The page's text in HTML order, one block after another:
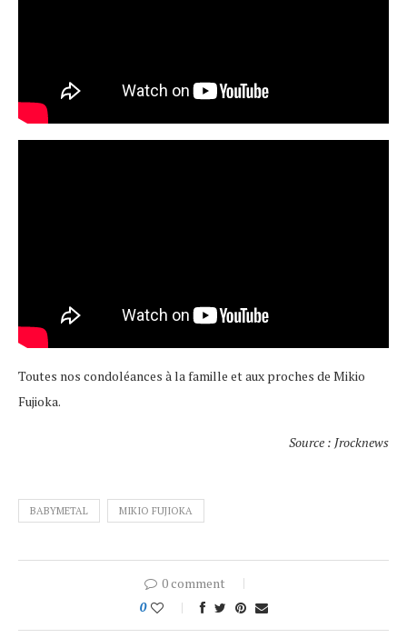
Toutes nos condoléances à la famille et aux proches de Mikio
Fujioka.
Source : Jrocknews
BABYMETAL MIKIO FUJIOKA
0 comment
0